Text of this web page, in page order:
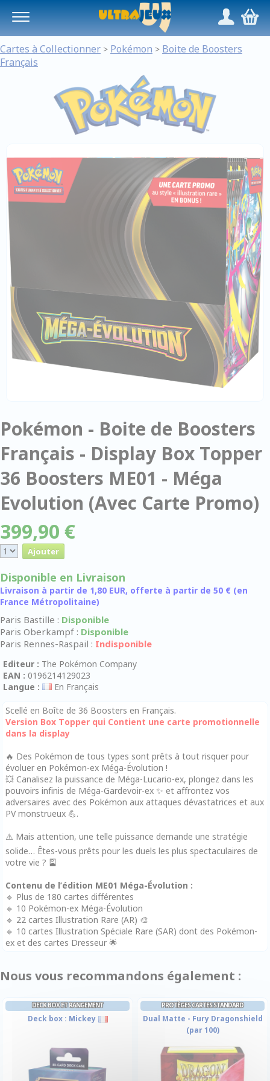
/,
Cartes à Collectionner > Pokémon > Boite de Boosters
Français
Pokémon - Boite de Boosters
Français - Display Box Topper
36 Boosters ME01 - Méga
Evolution (Avec Carte Promo)
399,90 €
Disponible en Livraison
Livraison à partir de 1,80 EUR, offerte à partir de 50 € (en
France Métropolitaine)
Paris Bastille : Disponible
Paris Oberkampf : Disponible
Paris Rennes-Raspail : Indisponible
Editeur : The Pokémon Company
EAN : 0196214129023
Langue :
En Français
Scellé en Boîte de 36 Boosters en Français.
Version Box Topper qui Contient une carte promotionnelle
dans la display
🔥 Des Pokémon de tous types sont prêts à tout risquer pour
évoluer en Pokémon-ex Méga-Évolution !
💥 Canalisez la puissance de Méga-Lucario-ex, plongez dans les
pouvoirs infinis de Méga-Gardevoir-ex ✨ et affrontez vos
adversaires avec des Pokémon aux attaques dévastatrices et aux
PV monstrueux 💪.
⚠️ Mais attention, une telle puissance demande une stratégie
solide… Êtes-vous prêts pour les duels les plus spectaculaires de
votre vie ? 🎴
Contenu de l’édition ME01 Méga-Évolution :
🔹 Plus de 180 cartes différentes
🔹 10 Pokémon-ex Méga-Évolution
🔹 22 cartes Illustration Rare (AR) 🎨
🔹 10 cartes Illustration Spéciale Rare (SAR) dont des Pokémon-
ex et des cartes Dresseur 🌟
Nous vous recommandons également :
DECK BOX ET RANGEMENT
Deck box : Mickey
PROTÈGES CARTES STANDARD
Dual Matte - Fury Dragonshield
(par 100)